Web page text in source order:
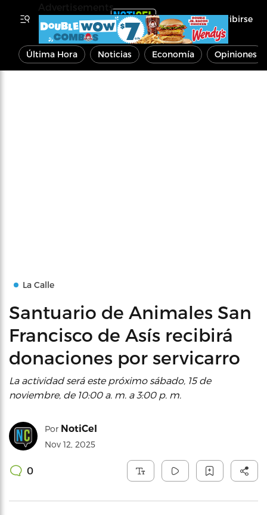
Inscribirse
Última Hora Noticias Economía Opiniones
La Calle
Santuario de Animales San
Francisco de Asís recibirá
donaciones por servicarro
La actividad será este próximo sábado, 15 de
noviembre, de 10:00 a. m. a 3:00 p. m.
Por NotiCel
Nov 12, 2025
0
Advertisements